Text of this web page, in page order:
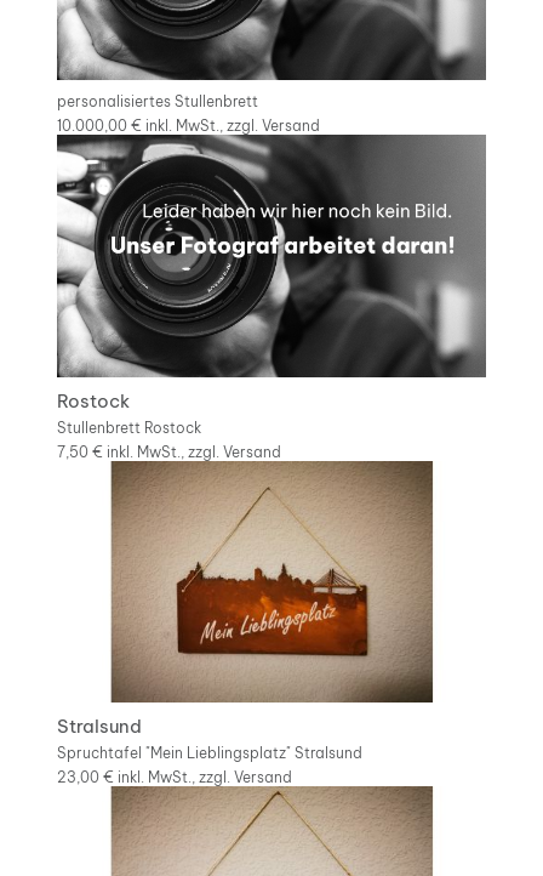
personalisiertes Stullenbrett
10.000,00 € inkl. MwSt., zzgl. Versand
Rostock
Stullenbrett Rostock
7,50 € inkl. MwSt., zzgl. Versand
Stralsund
Spruchtafel "Mein Lieblingsplatz" Stralsund
23,00 € inkl. MwSt., zzgl. Versand